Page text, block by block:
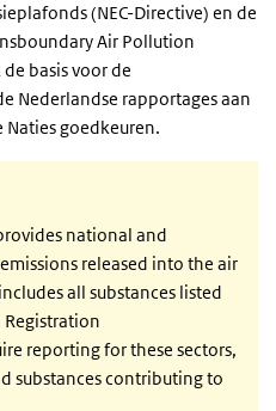
(NEC-Directive) en de
Air Pollution
de basis voor de
Nederlandse rapportages aan
Naties goedkeuren.
national and
released into the air
all substances listed
reporting for these sectors,
substances contributing to